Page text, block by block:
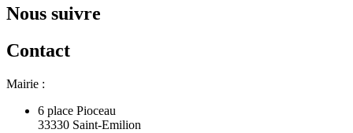
Nous suivre
Contact
Mairie :
6 place Pioceau
33330 Saint-Emilion